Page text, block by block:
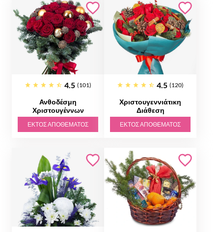
4.5 (101)
Ανθοδέσμη
Χριστουγέννων
ΕΚΤΌΣ ΑΠΟΘΈΜΑΤΟΣ
4.5 (120)
Χριστουγεννιάτικη
Διάθεση
ΕΚΤΌΣ ΑΠΟΘΈΜΑΤΟΣ